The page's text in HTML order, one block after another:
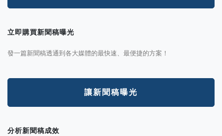
立即購買新聞稿曝光
發一篇新聞稿透通到各大媒體的最快速、最便捷的方案！
讓新聞稿曝光
分析新聞稿成效